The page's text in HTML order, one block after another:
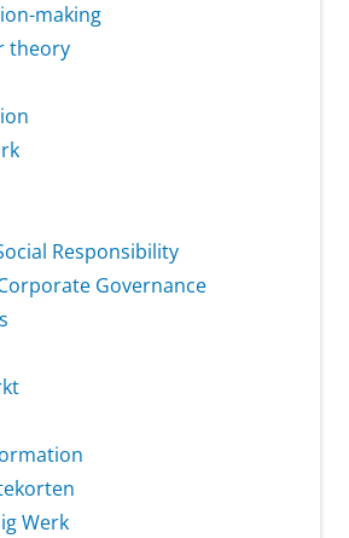
making
theory
Responsibility
Governance
Werk